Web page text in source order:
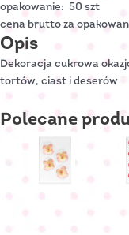
opakowanie: 50 szt
cena brutto za
Opis
Dekoracja cukrowa
tortów, ciast i deserów
Polecane